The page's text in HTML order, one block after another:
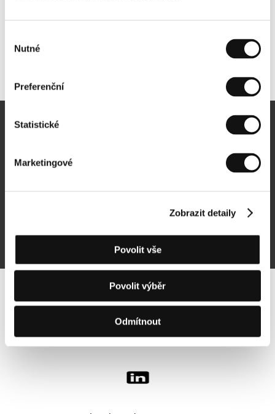
souhlasu
Nutné
Preferenční
Statistické
Marketingové
Zobrazit detaily
Povolit vše
Povolit výběr
Odmítnout
Přihlásit se k odběru